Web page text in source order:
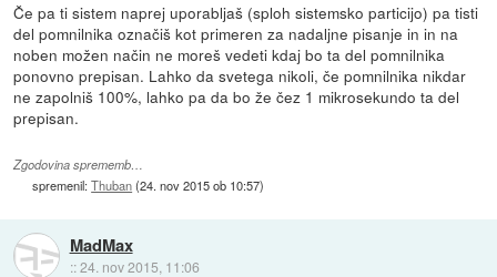
Če pa ti sistem naprej uporabljaš (sploh sistemsko particijo) pa tisti
del pomnilnika označiš kot primeren za nadaljne pisanje in in na
noben možen način ne moreš vedeti kdaj bo ta del pomnilnika
ponovno prepisan. Lahko da svetega nikoli, če pomnilnika nikdar
ne zapolniš 100%, lahko pa da bo že čez 1 mikrosekundo ta del
prepisan.
Zgodovina sprememb…
spremenil:Thuban(24. nov 2015 ob 10:57)
MadMax
::24. nov 2015, 11:06